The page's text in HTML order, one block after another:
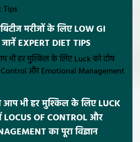
मरीजों के लिए LOW GI
EXPERT DIET TIPS
आप भी हर मुश्किल के लिए LUCK
OF CONTROL और
का पूरा विज्ञान